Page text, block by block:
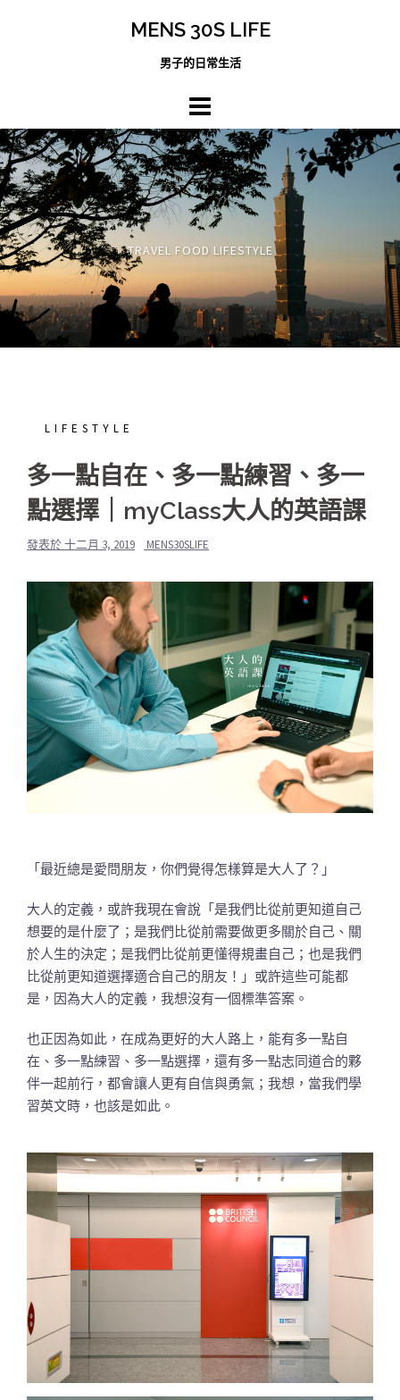
MENS 30S LIFE
男子的日常生活
TRAVEL FOOD LIFESTYLE
LIFESTYLE
多一點自在、多一點練習、多一
點選擇｜myClass大人的英語課
發表於十二月 3, 2019 MENS30SLIFE
「最近總是愛問朋友，你們覺得怎樣算是大人了？」
大人的定義，或許我現在會說「是我們比從前更知道自己
想要的是什麼了；是我們比從前需要做更多關於自己、關
於人生的決定；是我們比從前更懂得規畫自己；也是我們
比從前更知道選擇適合自己的朋友！」或許這些可能都
是，因為大人的定義，我想沒有一個標準答案。
也正因為如此，在成為更好的大人路上，能有多一點自
在、多一點練習、多一點選擇，還有多一點志同道合的夥
伴一起前行，都會讓人更有自信與勇氣；我想，當我們學
習英文時，也該是如此。